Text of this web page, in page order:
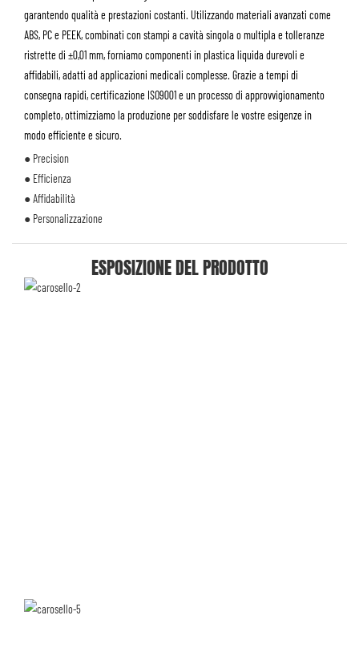
garantendo qualità e prestazioni costanti. Utilizzando materiali avanzati come
ABS, PC e PEEK, combinati con stampi a cavità singola o multipla e tolleranze
ristrette di ±0,01 mm, forniamo componenti in plastica liquida durevoli e
affidabili, adatti ad applicazioni medicali complesse. Grazie a tempi di
consegna rapidi, certificazione ISO9001 e un processo di approvvigionamento
completo, ottimizziamo la produzione per soddisfare le vostre esigenze in
modo efficiente e sicuro.
● Precision
● Efficienza
● Affidabilità
● Personalizzazione
ESPOSIZIONE DEL PRODOTTO